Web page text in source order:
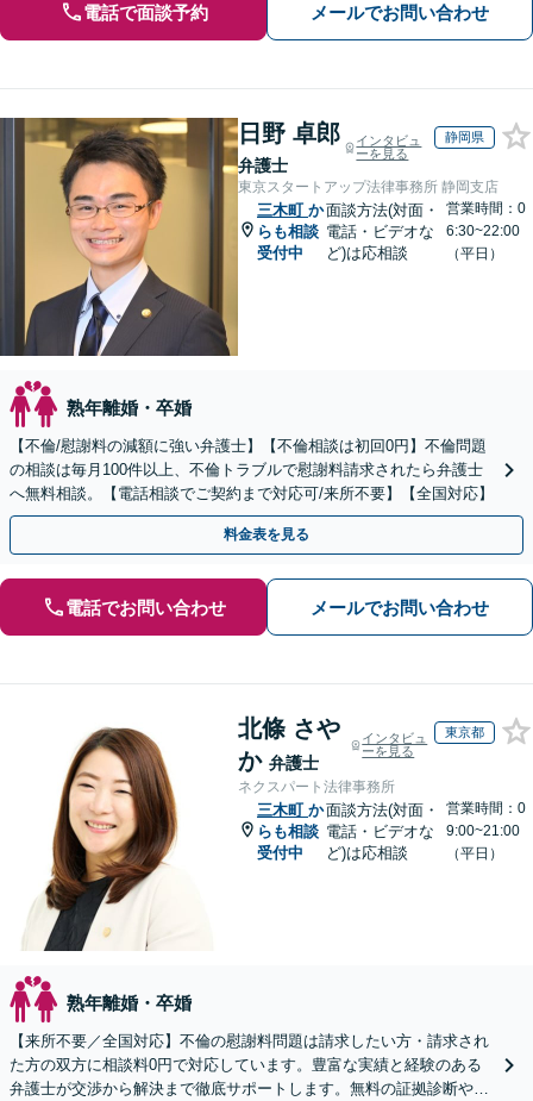
電話で面談予約 メールでお問い合わせ
日野 卓郎
弁護士
インタビュ
ーを見る
静岡県
東京スタートアップ法律事務所 静岡支店
三木町 か
らも相談
受付中
面談方法(対面・
電話・ビデオな
ど)は応相談
営業時間：0
6:30~22:00
（平日）
熟年離婚・卒婚
【不倫/慰謝料の減額に強い弁護士】【不倫相談は初回0円】不倫問題
の相談は毎月100件以上、不倫トラブルで慰謝料請求されたら弁護士
へ無料相談。【電話相談でご契約まで対応可/来所不要】【全国対応】
料金表を見る
電話でお問い合わせ メールでお問い合わせ
北條 さや
か 弁護士
インタビュ
ーを見る
東京都
ネクスパート法律事務所
三木町 か
らも相談
受付中
面談方法(対面・
電話・ビデオな
ど)は応相談
営業時間：0
9:00~21:00
（平日）
熟年離婚・卒婚
【来所不要／全国対応】不倫の慰謝料問題は請求したい方・請求され
た方の双方に相談料0円で対応しています。豊富な実績と経験のある
弁護士が交渉から解決まで徹底サポートします。無料の証拠診断や着